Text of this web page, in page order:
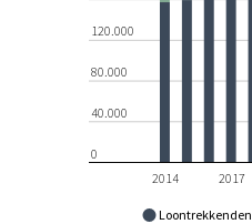
Loontrekkenden
2014 2017
0
40.000
80.000
120.000